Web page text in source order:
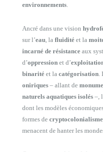
environnements
Ancré dans une vision
sur l’eau , la fluidité et la
incarné de résistance aux
d’oppression et d’
binarité et la catégorisation
oniriques – allant de
naturels aquatiques isolés –,
dont les modèles
formes de cryptocolonialisme
menacent de hanter les